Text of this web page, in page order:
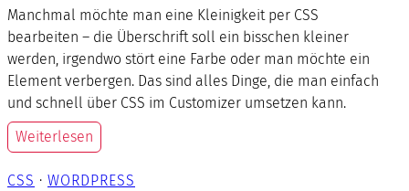
Manchmal möchte man eine Kleinigkeit per CSS
bearbeiten – die Überschrift soll ein bisschen kleiner
werden, irgendwo stört eine Farbe oder man möchte ein
Element verbergen. Das sind alles Dinge, die man einfach
und schnell über CSS im Customizer umsetzen kann.
Weiterlesen
CSS · WORDPRESS